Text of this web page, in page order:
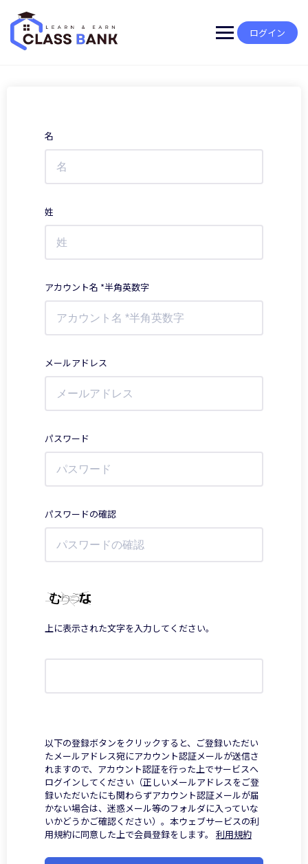
content
ログイン
名
姓
アカウント名 *半角英数字
メールアドレス
パスワード
パスワードの確認
上に表示された文字を入力してください。
以下の登録ボタンをクリックすると、ご登録いただい
たメールアドレス宛にアカウント認証メールが送信さ
れますので、アカウント認証を行った上でサービスへ
ログインしてください（正しいメールアドレスをご登
録いただいたにも関わらずアカウント認証メールが届
かない場合は、迷惑メール等のフォルダに入っていな
いかどうかご確認ください）。本ウェブサービスの利
用規約に同意した上で会員登録をします。 利用規約